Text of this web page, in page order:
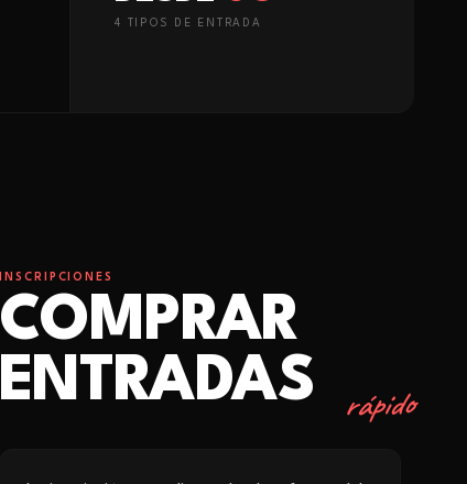
4 TIPO S DE ENTRADA
INSCRIPCIONES
COMPRAR
ENTRADAS
rápido